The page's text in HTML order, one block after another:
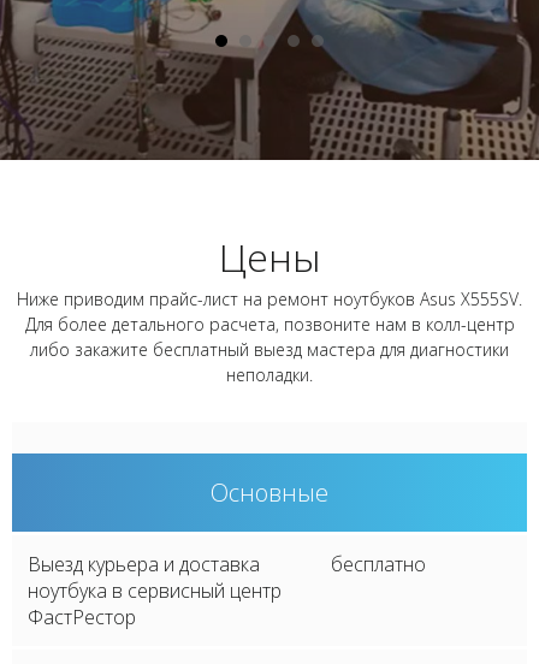
Цены
Ниже приводим прайс-лист на ремонт ноутбуков Asus X555SV.
Для более детального расчета, позвоните нам в колл-центр
либо закажите бесплатный выезд мастера для диагностики
неполадки.
Основные
Выезд курьера и доставка
ноутбука в сервисный центр
ФастРестор
бесплатно